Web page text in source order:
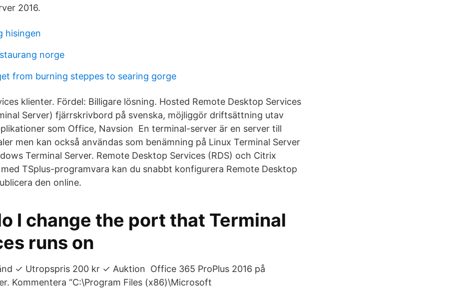
2016.
hisingen
norge
from burning steppes to searing gorge
klienter. Fördel: Billigare lösning. Hosted Remote Desktop Services
Server) fjärrskrivbord på svenska, möjliggör driftsättning utav
som Office, Navsion En terminal-server är en server till
men kan också användas som benämning på Linux Terminal Server
Terminal Server. Remote Desktop Services (RDS) och Citrix
TSplus-programvara kan du snabbt konfigurera Remote Desktop
den online.
I change the port that Terminal
runs on
✓ Utropspris 200 kr ✓ Auktion Office 365 ProPlus 2016 på
Kommentera “C:\Program Files (x86)\Microsoft